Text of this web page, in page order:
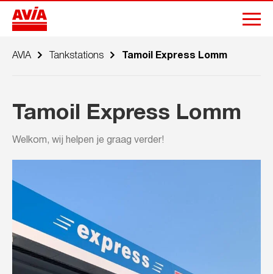
AVIA Tankstations Tamoil Express Lomm
Tamoil Express Lomm
Welkom, wij helpen je graag verder!